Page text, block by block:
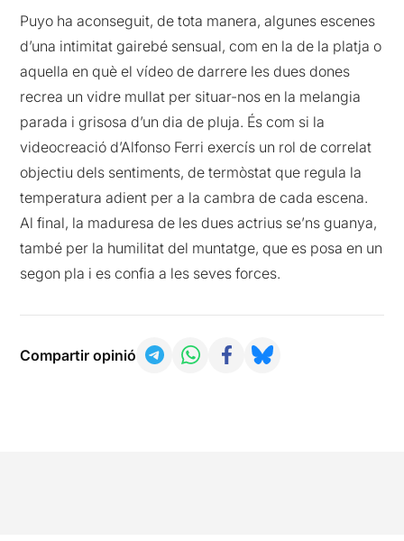
Puyo ha aconseguit, de tota manera, algunes escenes
d’una intimitat gairebé sensual, com en la de la platja o
aquella en què el vídeo de darrere les dues dones
recrea un vidre mullat per situar-nos en la melangia
parada i grisosa d’un dia de pluja. És com si la
videocreació d’Alfonso Ferri exercís un rol de correlat
objectiu dels sentiments, de termòstat que regula la
temperatura adient per a la cambra de cada escena.
Al final, la maduresa de les dues actrius se’ns guanya,
també per la humilitat del muntatge, que es posa en un
segon pla i es confia a les seves forces.
Compartir opinió